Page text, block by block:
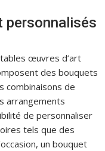
personnalisés
œuvres d’art
des bouquets
combinaisons de
arrangements
de personnaliser
tels que des
un bouquet